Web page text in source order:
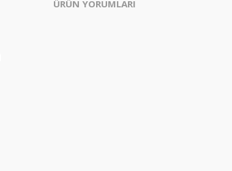
ÜRÜN YORUMLARI